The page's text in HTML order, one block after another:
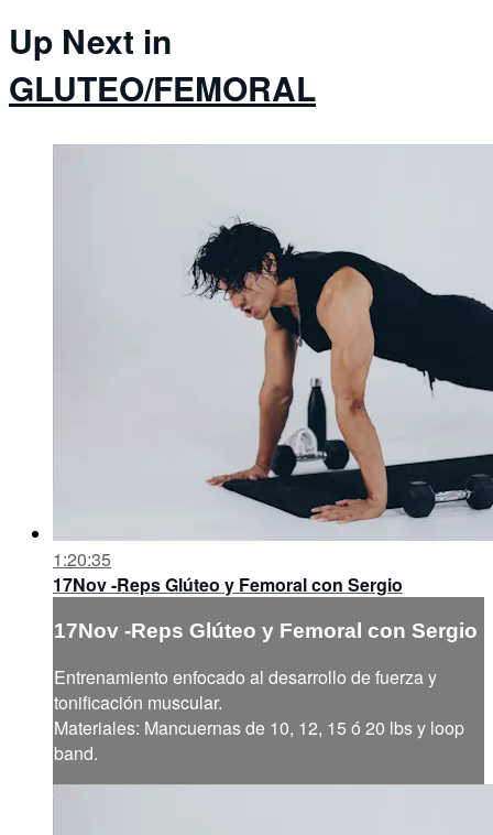
Up Next in
GLUTEO/FEMORAL
1:20:35
17Nov -Reps Glúteo y Femoral con Sergio
17Nov -Reps Glúteo y Femoral con Sergio
Entrenamiento enfocado al desarrollo de fuerza y
tonificación muscular.
Materiales: Mancuernas de 10, 12, 15 ó 20 lbs y loop
band.